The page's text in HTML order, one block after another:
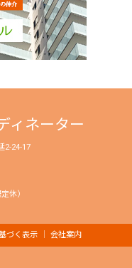
ィネーター
2-24-17
休）
づく表示 会社案内